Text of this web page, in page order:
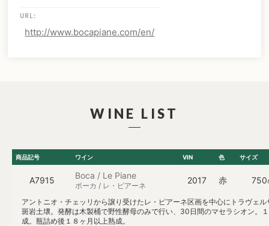
URL:
http://www.bocapiane.com/en/
WINE LIST
商品記号 ワイン VIN 色 サイズ
A7915 Boca / Le Piane
ボーカ / レ・ピアーネ
2017 赤 750
アントニオ・チェッリから譲り受けたレ・ピアーネ区画を中心にトラヴェ
斑岩土壌。発酵は木製桶で野性酵母のみで行い、30日間のマセラシオン。
成。瓶詰め後１８ヶ月以上熟成。